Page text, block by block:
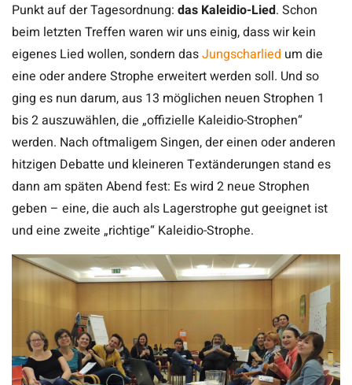
Punkt auf der Tagesordnung: das Kaleidio-Lied. Schon
beim letzten Treffen waren wir uns einig, dass wir kein
eigenes Lied wollen, sondern dasJungscharlied um die
eine oder andere Strophe erweitert werden soll. Und so
ging es nun darum, aus 13 möglichen neuen Strophen 1
bis 2 auszuwählen, die „offizielle Kaleidio-Strophen“
werden. Nach oftmaligem Singen, der einen oder anderen
hitzigen Debatte und kleineren Textänderungen stand es
dann am späten Abend fest: Es wird 2 neue Strophen
geben – eine, die auch als Lagerstrophe gut geeignet ist
und eine zweite „richtige“ Kaleidio-Strophe.